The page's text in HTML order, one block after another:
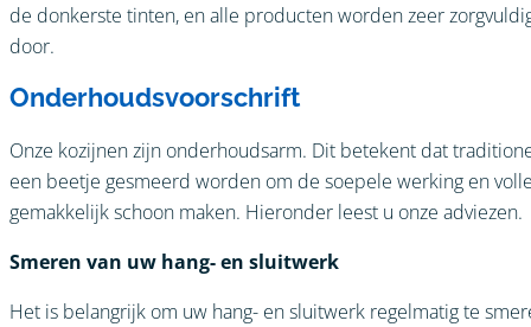
de donkerste tinten, en alle producten worden zeer
door.
Onderhoudsvoorschrift
Onze kozijnen zijn onderhoudsarm. Dit betekent dat
een beetje gesmeerd worden om de soepele werking en
gemakkelijk schoon maken. Hieronder leest u onze adviezen.
Smeren van uw hang- en sluitwerk
Het is belangrijk om uw hang- en sluitwerk regelmatig te